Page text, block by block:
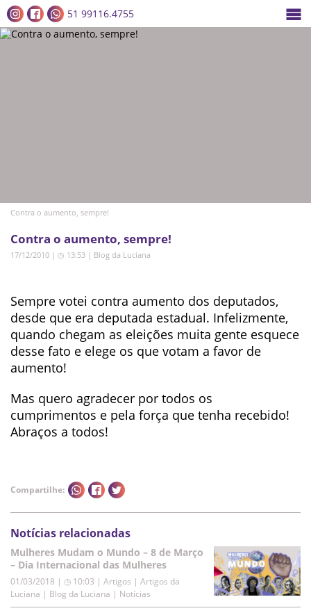
51 99116.4755
Contra o aumento, sempre!
Contra o aumento, sempre!
17/12/2010 | ◷ 13:53 | Blog da Luciana
Sempre votei contra aumento dos deputados,
desde que era deputada estadual. Infelizmente,
quando chegam as eleições muita gente esquece
desse fato e elege os que votam a favor de
aumento!
Mas quero agradecer por todos os
cumprimentos e pela força que tenha recebido!
Abraços a todos!
Compartilhe:
Notícias relacionadas
Mulheres Mudam o Mundo – 8 de Março
– Dia Internacional das Mulheres
01/03/2018 | ◷ 10:03 | Artigos | Artigos da
Luciana | Blog da Luciana | Notícias